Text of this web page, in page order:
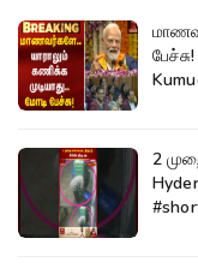
பேச்சு! | PM Modi | Students | Education |
2